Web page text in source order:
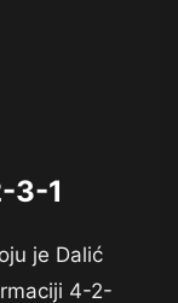
3-1
je Dalić
4-2-